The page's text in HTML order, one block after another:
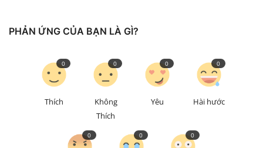
PHẢN ỨNG CỦA BẠN LÀ GÌ?
Thích
0
Không
Thích
0
Yêu
0
Hài hước
0
0 0 0